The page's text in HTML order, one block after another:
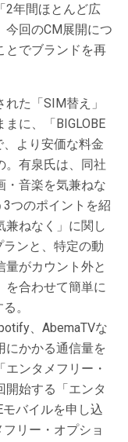
2年間ほとんど広
今回のCM展開につ
とでブランドを再
た「SIM替え」
に、「BIGLOBE
より安価な料金
。有泉氏は、同社
・音楽を気兼ねな
つのポイントを紹
兼ねなく」に関し
ンと、特定の動
がカウント外と
を合わせて簡単に
。
、AbemaTVな
にかかる通信量を
ンタメフリー・
開始する「エンタ
モバイルを申し込
リー・オプショ